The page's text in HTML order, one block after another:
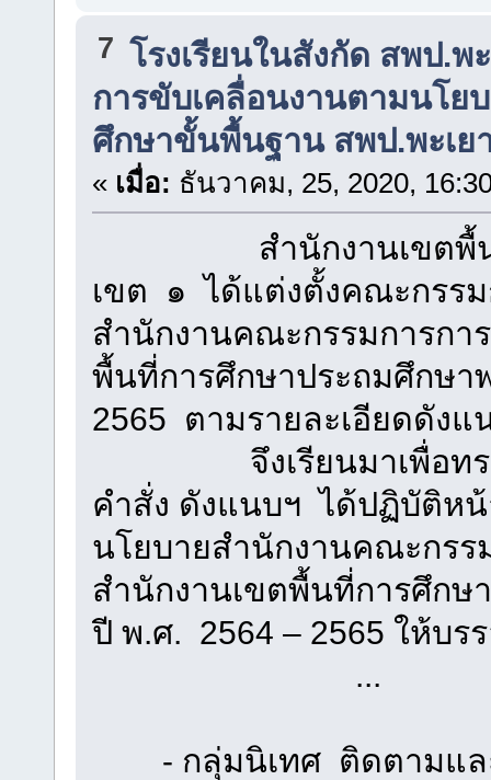
7 โรงเรียนในสังกัด สพป.
การขับเคลื่อนงานตามนโย
ศึกษาขั้นพื้นฐาน สพป.พะเย
« เมื่อ: ธันวาคม, 25, 2020,
สำนักงานเขตพื้นที่กา
เขต ๑ ได้แต่งตั้งคณะกรร
สำนักงานคณะกรรมการก
พื้นที่การศึกษาประถมศึกษา
2565 ตามรายละเอีย
จึงเรียนมาเพื่อทราบ
คำสั่ง ดังแนบฯ ได้ปฏิบัติห
นโยบายสำนักงานคณะกร
สำนักงานเขตพื้นที่การศึกษ
ปี พ.ศ. 2564 – 2565 ให้บ
...
- กลุ่มนิเทศ ติดตามและ